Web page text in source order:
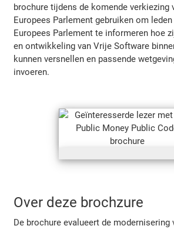
brochure tijdens de komende verkiezing
Europees Parlement gebruiken om
Europees Parlement te informeren hoe
en ontwikkeling van Vrije Software
kunnen versnellen en passende
invoeren.
Over deze brochzure
De brochure evalueert de modernisering